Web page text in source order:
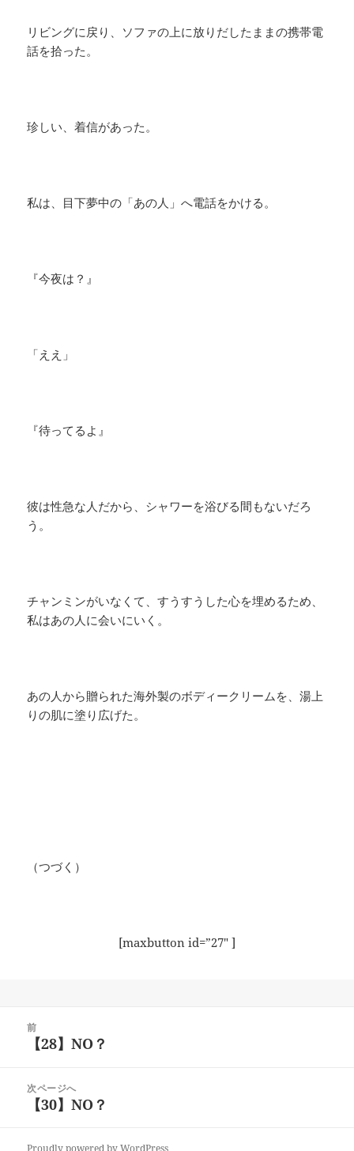
リビングに戻り、ソファの上に放りだしたままの携帯電
話を拾った。
珍しい、着信があった。
私は、目下夢中の「あの人」へ電話をかける。
『今夜は？』
「ええ」
『待ってるよ』
彼は性急な人だから、シャワーを浴びる間もないだろ
う。
チャンミンがいなくて、すうすうした心を埋めるため、
私はあの人に会いにいく。
あの人から贈られた海外製のボディークリームを、湯上
りの肌に塗り広げた。
（つづく）
[maxbutton id=”27″ ]
前
前
投
稿:
【28】NO？
次ページへ
次
投
【30】NO？